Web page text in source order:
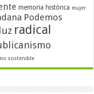
memoria histórica mujer
Podemos
radical
sostenible